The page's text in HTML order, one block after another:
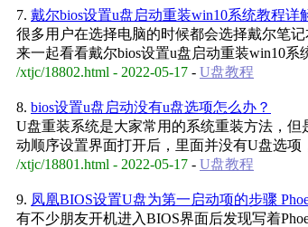
7. 戴尔bios设置u盘启动重装win10系统教程详
很多用户在选择电脑的时候都会选择戴尔笔
来一起看看戴尔bios设置u盘启动重装win10系
/xtjc/18802.html - 2022-05-17 - U盘教程
8. bios设置u盘启动没有u盘选项怎么办？
U盘重装系统是大家常用的系统重装方法，
动顺序设置界面打开后，里面并没有U盘选项
/xtjc/18801.html - 2022-05-17 - U盘教程
9. 凤凰BIOS设置U盘为第一启动项的步骤
有不少朋友开机进入BIOS界面后发现写着